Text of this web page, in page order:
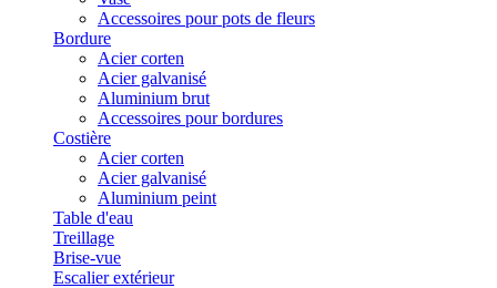
Accessoires pour pots de fleurs
Bordure
Acier corten
Acier galvanisé
Aluminium brut
Accessoires pour bordures
Costière
Acier corten
Acier galvanisé
Aluminium peint
Table d'eau
Treillage
Brise-vue
Escalier extérieur